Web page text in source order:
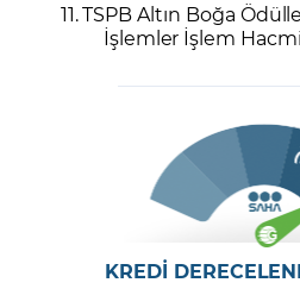
11. TSPB Altın Boğa
İşlemler İşlem
KREDİ